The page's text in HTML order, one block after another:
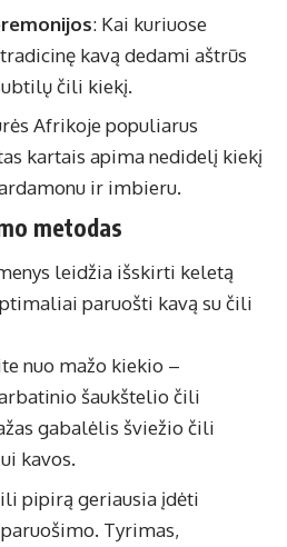
: Kai kuriuose
kavą dedami aštrūs
čili kiekį.
Afrikoje populiarus
kartais apima nedidelį kiekį
ir imbieru.
metodas
leidžia išskirti keletą
paruošti kavą su čili
nuo mažo kiekio –
šaukštelio čili
gabalėlis šviežio čili
kavos.
pipirą geriausia įdėti
Tyrimas,